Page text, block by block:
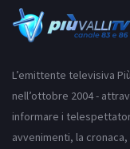
L’emittente televisiva
nell’ottobre 2004 -
informare i
avvenimenti, la